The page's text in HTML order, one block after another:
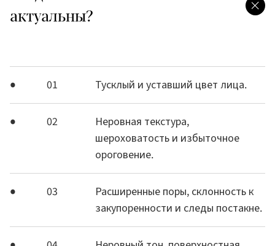
актуальны?
01 Тусклый и уставший цвет лица.
02
Неровная текстура,
шероховатость и избыточное
ороговение.
03
Расширенные поры, склонность к
закупоренности и следы постакне.